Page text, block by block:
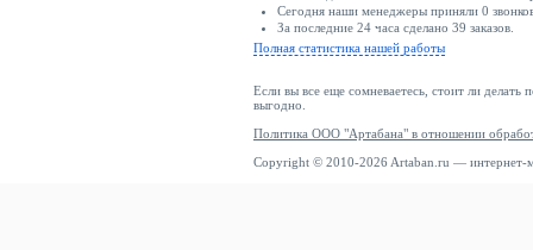
Сегодня наши менеджеры приняли 0
За последние 24 часа сделано 39 заказов.
Полная статистика нашей работы
Если вы все еще сомневаетесь, стоит ли делать
выгодно.
Политика ООО "Артабана" в отношении
Copyright © 2010-2026 Artaban.ru — интернет-